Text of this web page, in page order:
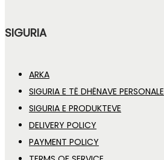
SIGURIA
ARKA
SIGURIA E TË DHËNAVE PERSONALE
SIGURIA E PRODUKTEVE
DELIVERY POLICY
PAYMENT POLICY